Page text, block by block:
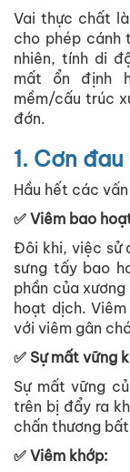
Vai thực chất
cho phép cánh
nhiên, tính di
mất ổn định
mềm/cấu trúc
đớn.
1. Cơn
Hầu hết các
✅ Viêm bao
Đôi khi, việc sử
sưng tấy bao
phần của
hoạt dịch.
với viêm gân
✅ Sự mất vững
Sự mất vững
trên bị đẩy ra
chấn thương
✅ Viêm khớp: